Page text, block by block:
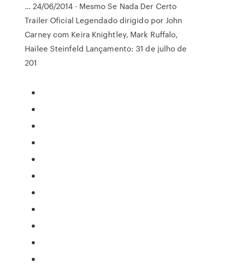
… 24/06/2014 · Mesmo Se Nada Der Certo
Trailer Oficial Legendado dirigido por John
Carney com Keira Knightley, Mark Ruffalo,
Hailee Steinfeld Lançamento: 31 de julho de
201